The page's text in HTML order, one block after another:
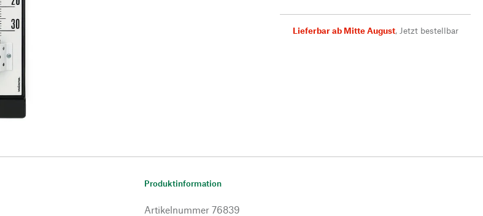
Lieferbar ab Mitte August, Jetzt bestellbar
Produktinformation
Artikelnummer 76839